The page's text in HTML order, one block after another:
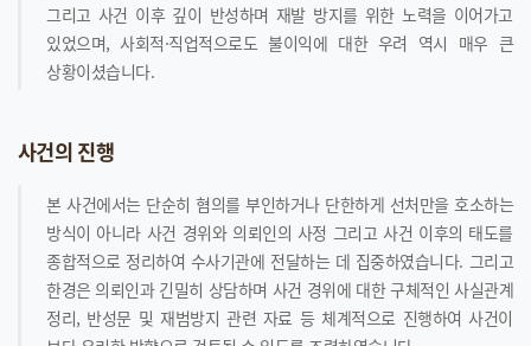
그리고 사건 이후 깊이 반성하며 재발 방지를 위한 노력을 이어가고
있었으며, 사회적·직업적으로도 불이익에 대한 우려 역시 매우 큰
상황이셨습니다.
사건의 진행
본 사건에서는 단순히 혐의를 부인하거나 단한하게 선처만을 호소하는
방식이 아니라 사건 경위와 의뢰인의 사정 그리고 사건 이후의 태도를
종합적으로 정리하여 수사기관에 전달하는 데 집중하였습니다. 그리고
한경은 의뢰인과 긴밀히 상담하며 사건 경위에 대한 구체적인 사실관계
정리, 반성문 및 재범방지 관련 자료 등 체계적으로 진행하여 사건이